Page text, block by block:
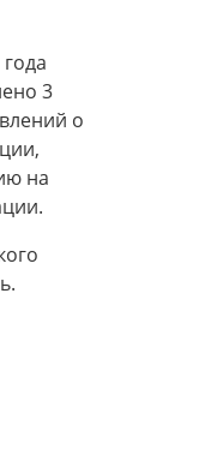
3
о
на
района